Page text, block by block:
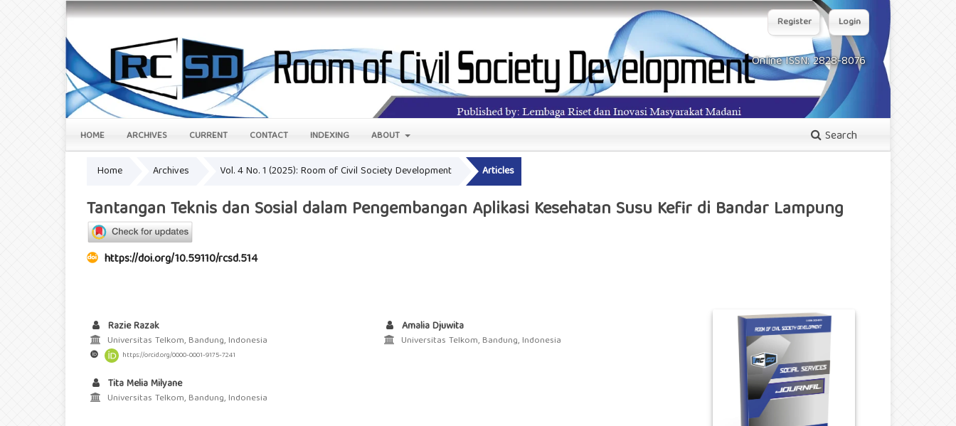
Online ISSN: 2828-8076
HOME ARCHIVES CURRENT CONTACT INDEXING ABOUT Search
Register Login
Home Archives Vol. 4 No. 1 (2025): Room of Civil Society Development Articles
Tantangan Teknis dan Sosial dalam Pengembangan Aplikasi Kesehatan Susu Kefir di Bandar Lampung
https://doi.org/10.59110/rcsd.514
Razie Razak
Universitas Telkom, Bandung, Indonesia
https://orcid.org/0000-0001-9175-7241
Amalia Djuwita
Universitas Telkom, Bandung, Indonesia
Tita Melia Milyane
Universitas Telkom, Bandung, Indonesia